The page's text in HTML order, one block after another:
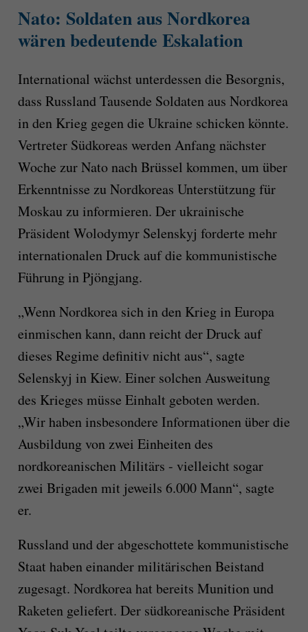
Nato: Soldaten aus Nordkorea
wären bedeutende Eskalation
International wächst unterdessen die Besorgnis,
dass Russland Tausende Soldaten aus Nordkorea
in den Krieg gegen die Ukraine schicken könnte.
Vertreter Südkoreas werden Anfang nächster
Woche zur Nato nach Brüssel kommen, um über
Erkenntnisse zu Nordkoreas Unterstützung für
Moskau zu informieren. Der ukrainische
Präsident Wolodymyr Selenskyj forderte mehr
internationalen Druck auf die kommunistische
Führung in Pjöngjang.
„Wenn Nordkorea sich in den Krieg in Europa
einmischen kann, dann reicht der Druck auf
dieses Regime definitiv nicht aus“, sagte
Selenskyj in Kiew. Einer solchen Ausweitung
des Krieges müsse Einhalt geboten werden.
„Wir haben insbesondere Informationen über die
Ausbildung von zwei Einheiten des
nordkoreanischen Militärs - vielleicht sogar
zwei Brigaden mit jeweils 6.000 Mann“, sagte
er.
Russland und der abgeschottete kommunistische
Staat haben einander militärischen Beistand
zugesagt. Nordkorea hat bereits Munition und
Raketen geliefert. Der südkoreanische Präsident